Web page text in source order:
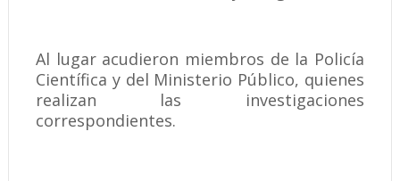
Al lugar acudieron miembros de la Policía
Científica y del Ministerio Público, quienes
realizan las investigaciones
correspondientes.